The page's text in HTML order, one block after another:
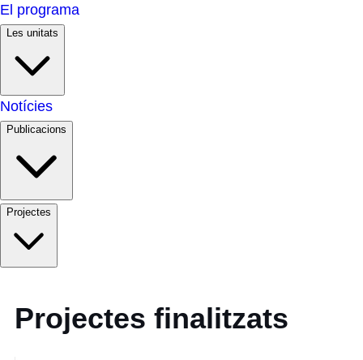
El programa
Les unitats
Notícies
Publicacions
Projectes
Projectes finalitzats